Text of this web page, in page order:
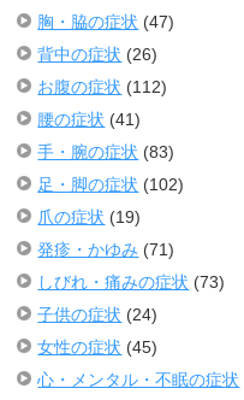
胸・脇の症状 (47)
背中の症状 (26)
お腹の症状 (112)
腰の症状 (41)
手・腕の症状 (83)
足・脚の症状 (102)
爪の症状 (19)
発疹・かゆみ (71)
しびれ・痛みの症状 (73)
子供の症状 (24)
女性の症状 (45)
心・メンタル・不眠の症状